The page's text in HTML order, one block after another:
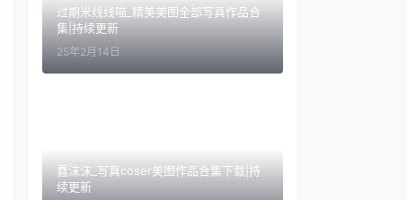
过期米线线喵_精美美图全部写真作品合
集|持续更新
25年2月14日
蠢沫沫_写真coser美图作品合集下载|持
续更新